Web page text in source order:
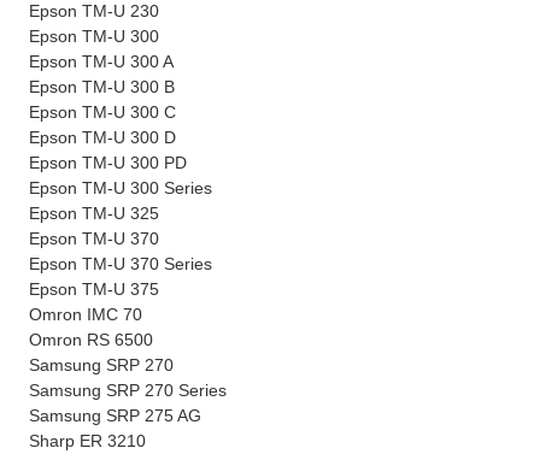
Epson TM-U 230
Epson TM-U 300
Epson TM-U 300 A
Epson TM-U 300 B
Epson TM-U 300 C
Epson TM-U 300 D
Epson TM-U 300 PD
Epson TM-U 300 Series
Epson TM-U 325
Epson TM-U 370
Epson TM-U 370 Series
Epson TM-U 375
Omron IMC 70
Omron RS 6500
Samsung SRP 270
Samsung SRP 270 Series
Samsung SRP 275 AG
Sharp ER 3210